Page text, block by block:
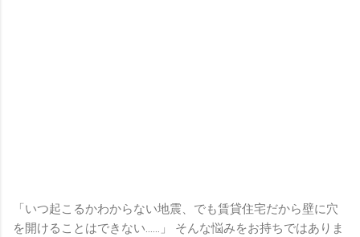
「いつ起こるかわからない地震、でも賃貸住宅だから壁に穴
を開けることはできない……」 そんな悩みをお持ちではありま